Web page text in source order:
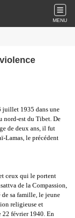
MENU
juillet 1935 dans une
nord-est du Tibet. De
de deux ans, il fut
Lamas, le précédent
ceux qui le portent
de la Compassion,
sa famille, le jeune
religieuse et
février 1940. En